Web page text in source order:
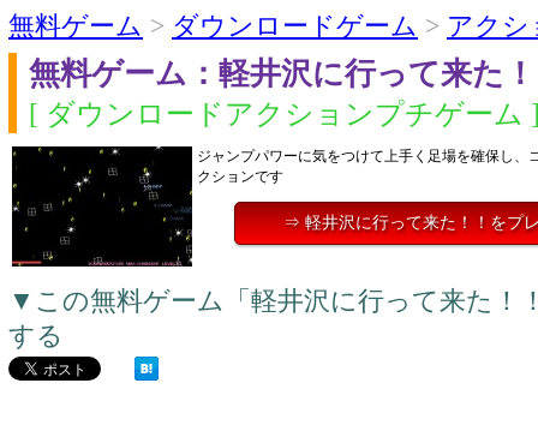
無料ゲーム > ダウンロードゲーム > アクシ
無料ゲーム：軽井沢に行って来た
[ ダウンロードアクションプチゲーム
ジャンプパワーに気をつけて上手く足場を確保し、
クションです
⇒ 軽井沢に行って来た！！をプ
▼この無料ゲーム「軽井沢に行って来た！
する